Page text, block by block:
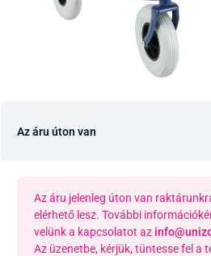
Az áru úton van
Az áru jelenleg úton van
elérhető lesz. További
velünk a kapcsolatot az
Az üzenetbe, kérjük, tüntesse fel a